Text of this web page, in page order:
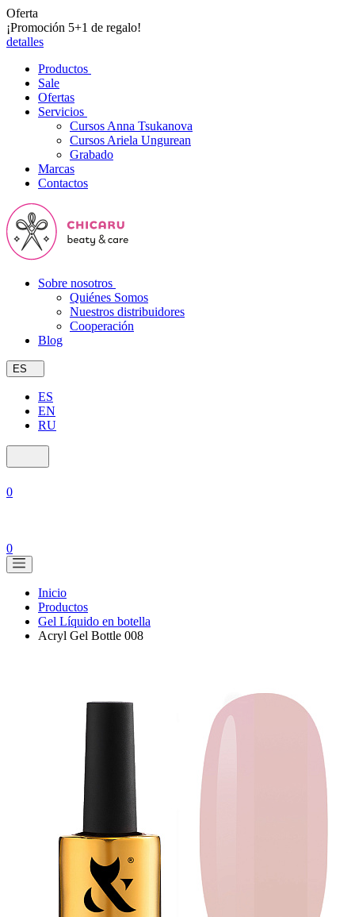
Oferta
¡Promoción 5+1 de regalo!
detalles
Productos
Sale
Ofertas
Servicios
Cursos Anna Tsukanova
Cursos Ariela Ungurean
Grabado
Marcas
Contactos
Sobre nosotros
Quiénes Somos
Nuestros distribuidores
Cooperación
Blog
ES
ES
EN
RU
0
0
Inicio
Productos
Gel Líquido en botella
Acryl Gel Bottle 008